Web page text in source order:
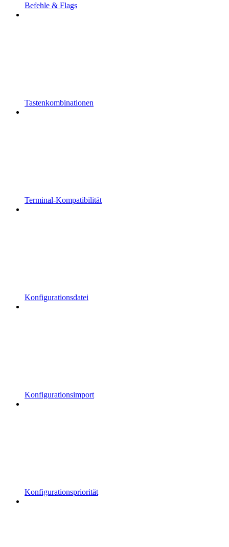
Befehle & Flags
Tastenkombinationen
Terminal-Kompatibilität
Konfigurationsdatei
Konfigurationsimport
Konfigurationspriorität